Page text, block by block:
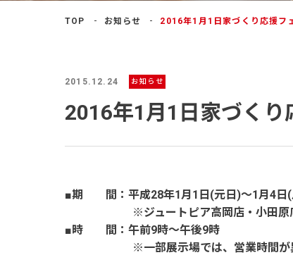
TOP お知らせ 2016年1月1日家づくり応援フ
2015.12.24 お知らせ
2016年1月1日家づくり
■期 間：平成28年1月1日(元日)～1月4日(
※ジュートピア高岡店・小田原店・昭
■時 間：午前9時～午後9時
※一部展示場では、営業時間が異